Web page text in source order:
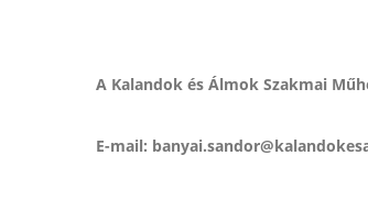
A Kalandok és Álmok Szakmai
E-mail: